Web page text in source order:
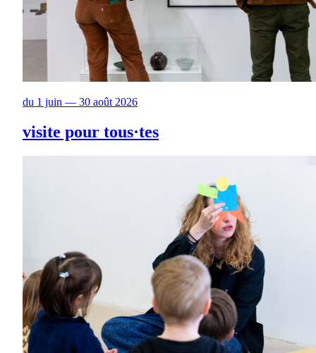
du 1 juin — 30 août 2026
visite pour tous·tes